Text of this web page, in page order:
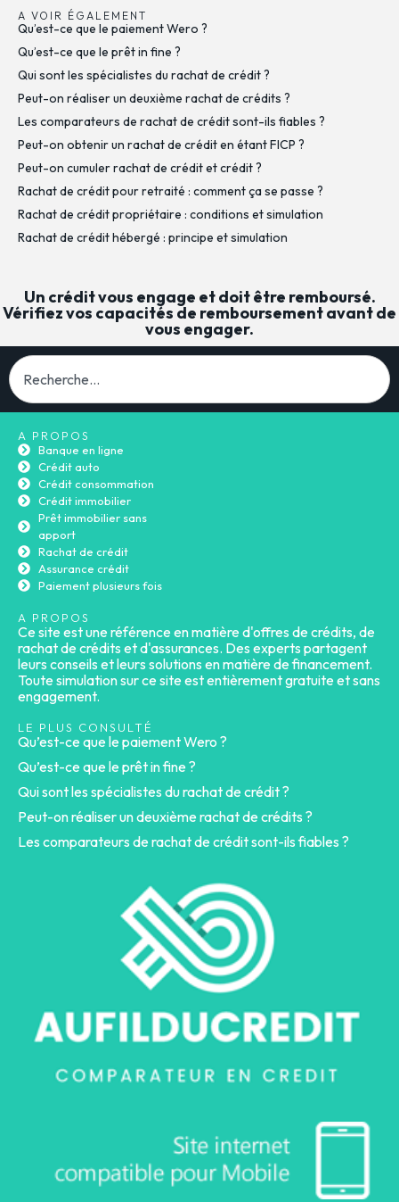
A VOIR ÉGALEMENT
Qu’est-ce que le paiement Wero ?
Qu’est-ce que le prêt in fine ?
Qui sont les spécialistes du rachat de crédit ?
Peut-on réaliser un deuxième rachat de crédits ?
Les comparateurs de rachat de crédit sont-ils fiables ?
Peut-on obtenir un rachat de crédit en étant FICP ?
Peut-on cumuler rachat de crédit et crédit ?
Rachat de crédit pour retraité : comment ça se passe ?
Rachat de crédit propriétaire : conditions et simulation
Rachat de crédit hébergé : principe et simulation
Un crédit vous engage et doit être remboursé.
Vérifiez vos capacités de remboursement avant de
vous engager.
A PROPOS
Banque en ligne
Crédit auto
Crédit consommation
Crédit immobilier
Prêt immobilier sans
apport
Rachat de crédit
Assurance crédit
Paiement plusieurs fois
A PROPOS
Ce site est une référence en matière d'offres de crédits, de
rachat de crédits et d'assurances. Des experts partagent
leurs conseils et leurs solutions en matière de financement.
Toute simulation sur ce site est entièrement gratuite et sans
engagement.
LE PLUS CONSULTÉ
Qu’est-ce que le paiement Wero ?
Qu’est-ce que le prêt in fine ?
Qui sont les spécialistes du rachat de crédit ?
Peut-on réaliser un deuxième rachat de crédits ?
Les comparateurs de rachat de crédit sont-ils fiables ?